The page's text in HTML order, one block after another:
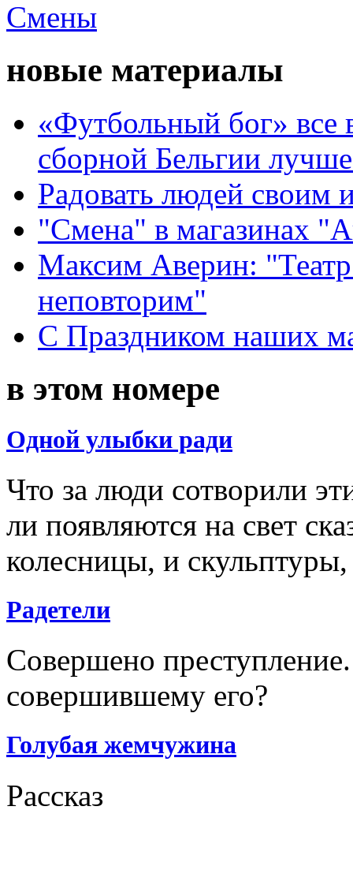
новые материалы
«Футбольный бог» все
сборной Бельгии
Радовать людей своим
"Смена" в магазинах
Максим Аверин:
неповторим"
С Праздником наших
в этом номере
Одной улыбки ради
Что за люди сотворили
ли появляются на свет
колесницы, и
Радетели
Совершено
совершившему его?
Голубая жемчужина
Рассказ